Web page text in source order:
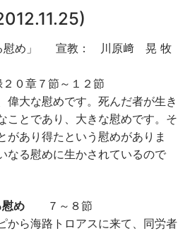
慰め」 宣教： 川原﨑 晃 牧
０章７節～１２節
偉大な慰めです。死んだ者が生き
ことであり、大きな慰めです。そ
があり得たという慰めがありま
なる慰めに生かされているので
め ７～８節
から海路トロアスに来て、同労者